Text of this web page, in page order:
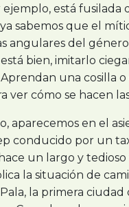
está fusilada
sabemos que el
angulares del
bien, imitarlo
una cosilla
ver cómo se hacen las
aparecemos en el
conducido por un
un largo y
la situación de
la primera ciudad